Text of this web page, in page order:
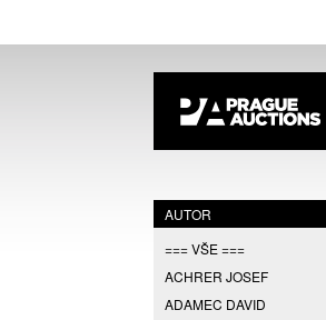
AUTOR
=== VŠE ===
ACHRER JOSEF
ADAMEC DAVID